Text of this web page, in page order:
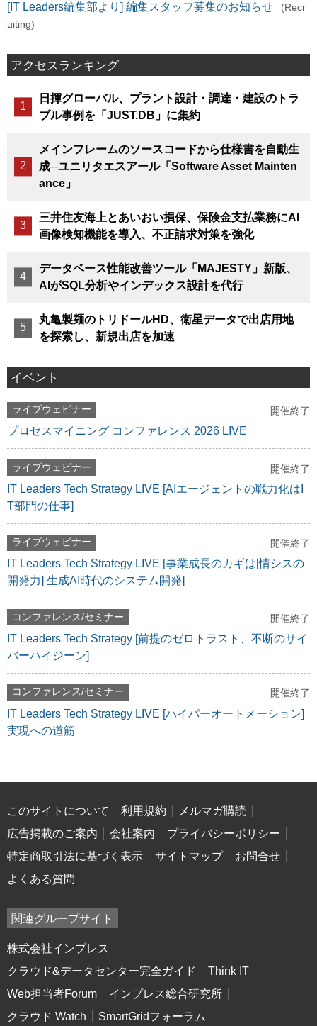
[IT Leaders編集部より] 編集スタッフ募集のお知らせ
(Recr
uiting)
アクセスランキング
日揮グローバル、プラント設計・調達・建設のトラ
ブル事例を「JUST.DB」に集約
メインフレームのソースコードから仕様書を自動生
成─ユニリタエスアール「Software Asset Mainten
ance」
三井住友海上とあいおい損保、保険金支払業務にAI
画像検知機能を導入、不正請求対策を強化
データベース性能改善ツール「MAJESTY」新版、
AIがSQL分析やインデックス設計を代行
丸亀製麺のトリドールHD、衛星データで出店用地
を探索し、新規出店を加速
イベント
ライブウェビナー 開催終了
プロセスマイニング コンファレンス 2026 LIVE
ライブウェビナー 開催終了
IT Leaders Tech Strategy LIVE [AIエージェントの戦力化はI
T部門の仕事]
ライブウェビナー 開催終了
IT Leaders Tech Strategy LIVE [事業成長のカギは[情シスの
開発力] 生成AI時代のシステム開発]
コンファレンス/セミナー 開催終了
IT Leaders Tech Strategy [前提のゼロトラスト、不断のサイ
バーハイジーン]
コンファレンス/セミナー 開催終了
IT Leaders Tech Strategy LIVE [ハイパーオートメーション]
実現への道筋
このサイトについて 利用規約
メルマガ購読
広告掲載のご案内
会社案内
プライバシーポリシー
特定商取引法に基づく表示
サイトマップ
お問合せ
よくある質問
関連グループサイト
株式会社インプレス
クラウド&データセンター完全ガイド
Think IT
Web担当者Forum
インプレス総合研究所
クラウド Watch
SmartGridフォーラム